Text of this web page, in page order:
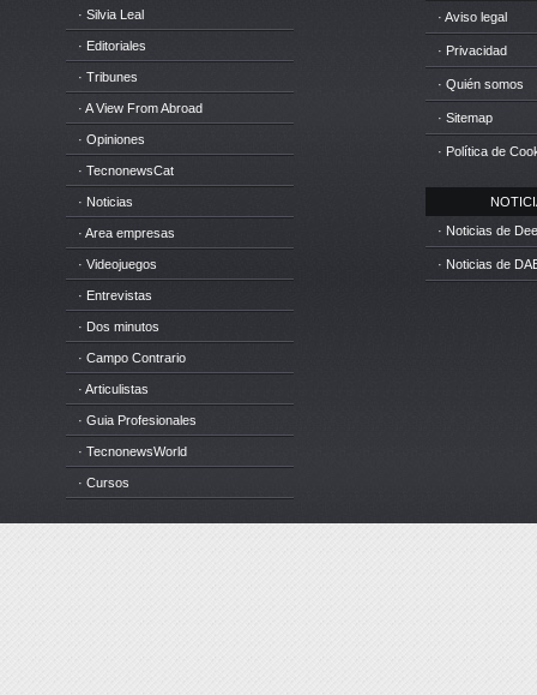
· Silvia Leal
· Editoriales
· Tribunes
· A View From Abroad
· Opiniones
· TecnonewsCat
· Noticias
· Area empresas
· Videojuegos
· Entrevistas
· Dos minutos
· Campo Contrario
· Articulistas
· Guia Profesionales
· TecnonewsWorld
· Cursos
· Aviso legal
· Privacidad
· Quién somos
· Sitemap
· Política de
· Noticias de
· Noticias de